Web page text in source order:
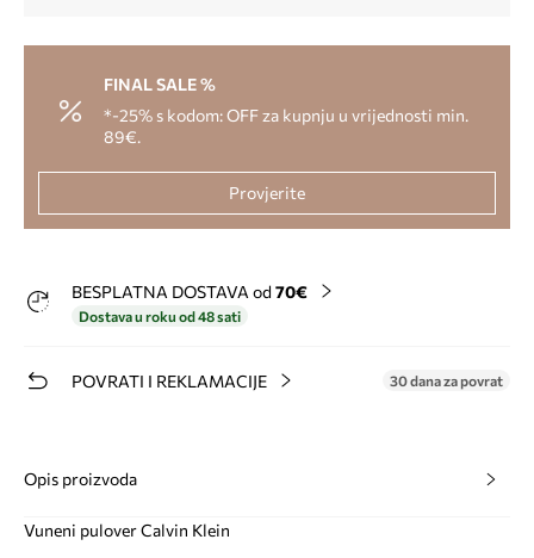
FINAL SALE %
*-25% s kodom: OFF za kupnju u vrijednosti min.
89€.
Provjerite
BESPLATNA DOSTAVA od 70€
Dostava u roku od 48 sati
POVRATI I REKLAMACIJE 30 dana za povrat
Opis proizvoda
Vuneni pulover Calvin Klein